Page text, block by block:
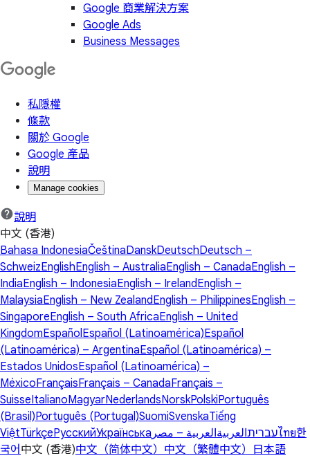
Google 商業解決方案
Google Ads
Business Messages
私隱權
條款
關於 Google
Google 產品
說明
Manage cookies
說明
中文 (香港)
Bahasa IndonesiaČeštinaDanskDeutschDeutsch –
SchweizEnglishEnglish – AustraliaEnglish – CanadaEnglish –
IndiaEnglish – IndonesiaEnglish – IrelandEnglish –
MalaysiaEnglish – New ZealandEnglish – PhilippinesEnglish –
SingaporeEnglish – South AfricaEnglish – United
KingdomEspañolEspañol (Latinoamérica)Español
(Latinoamérica) – ArgentinaEspañol (Latinoamérica) –
Estados UnidosEspañol (Latinoamérica) –
MéxicoFrançaisFrançais – CanadaFrançais –
SuisseItalianoMagyarNederlandsNorskPolskiPortuguês
(Brasil)Português (Portugal)SuomiSvenskaTiếng
ViệtTürkçeРусскийУкраїнська עבריתالعربيةالعربية – مصر ไทย한
국어 中文 (香港)中文（简体中文） 中文（繁體中文） 日本語